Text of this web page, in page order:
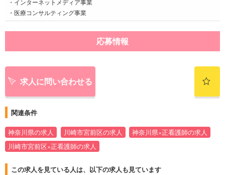
・インターネットメディア事業
・医療コンサルティング事業
応募情報
求人に問い合わせる
関連条件
神奈川県の求人 川崎市宮前区の求人
神奈川県×正看護師の求人
川崎市宮前区×正看護師の求人
この求人を見ている人は、以下の求人も見ています